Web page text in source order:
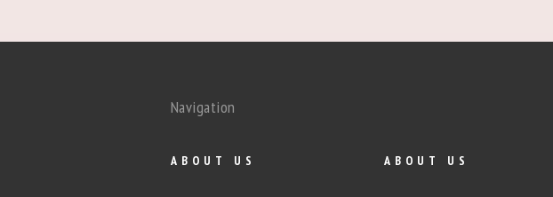
Navigation
ABOUT US ABOUT US